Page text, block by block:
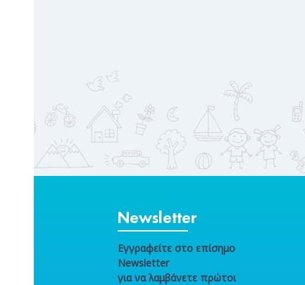
Newsletter
Εγγραφείτε στο επίσημο
Newsletter
για να λαμβάνετε πρώτοι